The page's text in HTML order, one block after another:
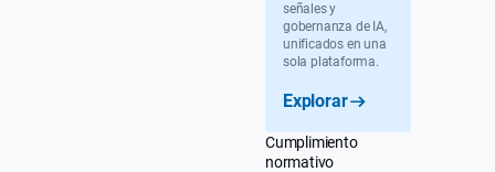
señales y
gobernanza de IA,
unificados en una
sola plataforma.
Explorar
Cumplimiento
normativo